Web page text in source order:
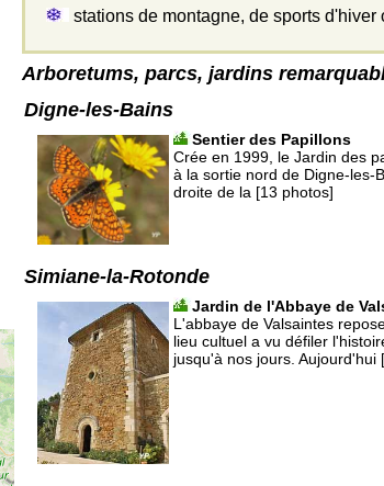
stations de montagne, de sports d'hiver
Arboretums, parcs, jardins
Digne-les-Bains
Sentier des Papillons
Crée en 1999, le Jardin des
à la sortie nord de Digne-les-
droite de la [13 photos]
Simiane-la-Rotonde
Jardin de l'Abbaye de
L'abbaye de Valsaintes
lieu cultuel a vu défiler
jusqu'à nos jours. Aujourd'hui